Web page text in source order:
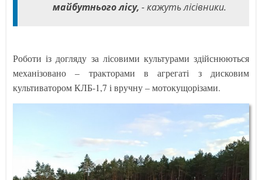
майбутнього лісу, - кажуть лісівники.
Роботи із догляду за лісовими культурами здійснюються
механізовано – тракторами в агрегаті з дисковим
культиватором КЛБ-1,7 і вручну – мотокущорізами.